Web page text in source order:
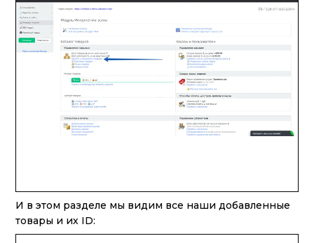
И в этом разделе мы видим все наши добавленные
товары и их ID: